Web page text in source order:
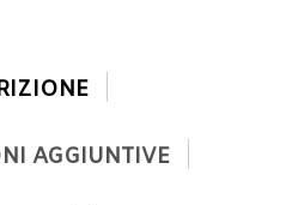
AGGIUNTIVE